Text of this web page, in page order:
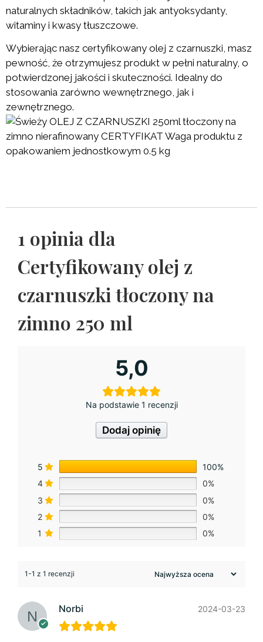
naturalnych składników, takich jak antyoksydanty,
witaminy i kwasy tłuszczowe.
Wybierając nasz certyfikowany olej z czarnuszki, masz
pewność, że otrzymujesz produkt w pełni naturalny, o
potwierdzonej jakości i skuteczności. Idealny do
stosowania zarówno wewnętrznego, jak i
zewnętrznego.
1 opinia dla
Certyfikowany olej z
czarnuszki tłoczony na
zimno 250 ml
5,0
Na podstawie 1 recenzji
Dodaj opinię
5
100%
4
0%
3
0%
2
0%
1
0%
1-1 z 1 recenzji
Norbi 2024-03-23